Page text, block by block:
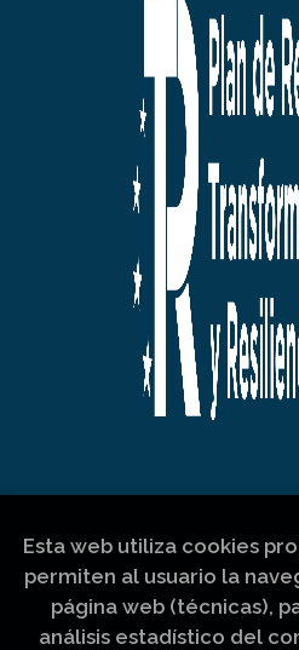
Esta web utiliza cookies
permiten al usuario la
página web (técnicas),
análisis estadístico del